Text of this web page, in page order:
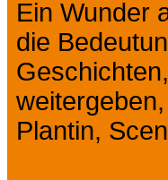
Ein Wunder
die
Plantin,